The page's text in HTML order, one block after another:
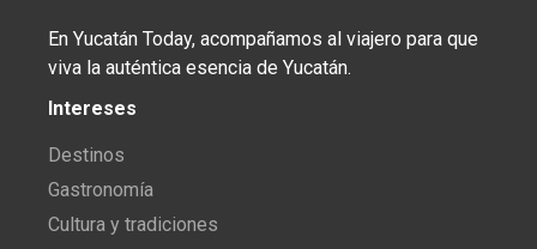
En Yucatán Today, acompañamos al viajero para que
viva la auténtica esencia de Yucatán.
Intereses
Destinos
Gastronomía
Cultura y tradiciones